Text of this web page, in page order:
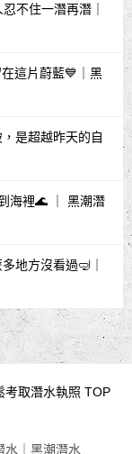
不住一潛再潛｜
這片蔚藍💙｜黑
是超越昨天的自
海裡🌊 ｜ 黑潮潛
地方沒看過🤿｜
考取潛水執照 TOP
水｜黑潮潛水